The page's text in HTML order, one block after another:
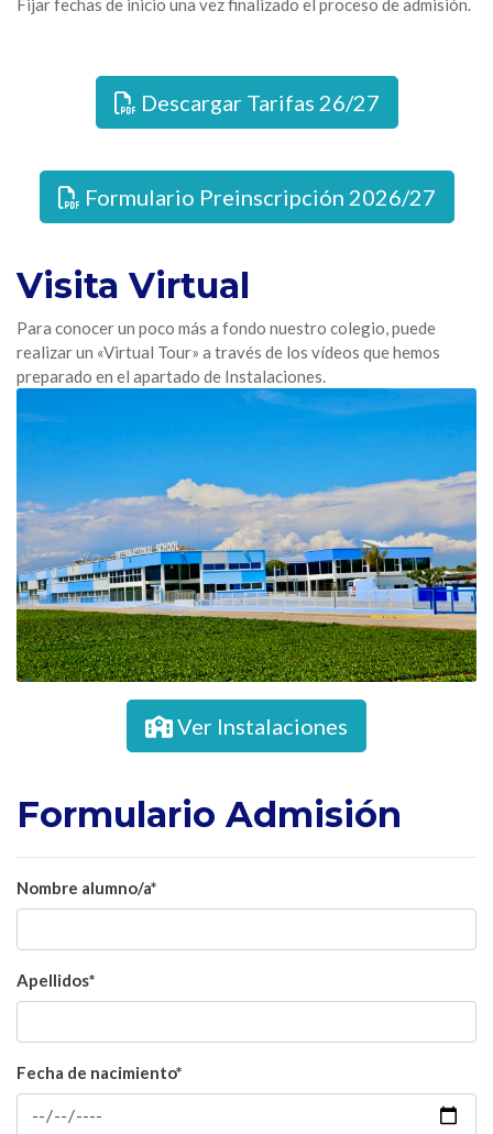
Fijar fechas de inicio una vez finalizado el proceso de admisión.
Descargar Tarifas 26/27
Formulario Preinscripción 2026/27
Visita Virtual
Para conocer un poco más a fondo nuestro colegio, puede
realizar un «Virtual Tour» a través de los vídeos que hemos
preparado en el apartado de Instalaciones.
Ver Instalaciones
Formulario Admisión
Nombre alumno/a*
Apellidos*
Fecha de nacimiento*